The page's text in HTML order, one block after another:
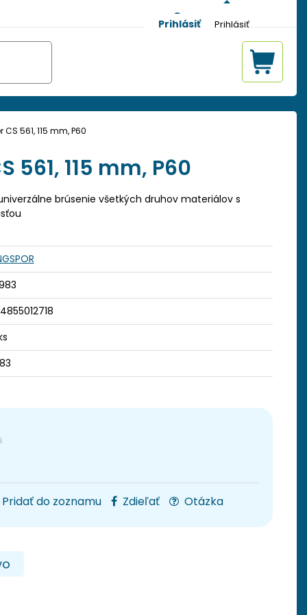
Prihlásiť
561, 115 mm, P60
Pridať do zoznamu Zdieľať Otázka
561, 115 mm, P60
brúsenie všetkých druhov materiálov s